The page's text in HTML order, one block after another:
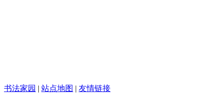
书法家园 | 站点地图 | 友情链接